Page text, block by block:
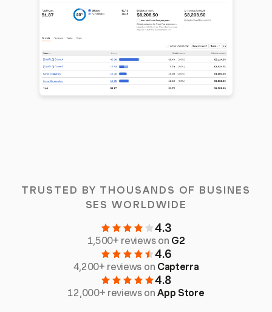
TRUSTED BY THOUSANDS OF BUSINES
SES WORLDWIDE
4.3
1,500+ reviews on G2
4.6
4,200+ reviews on Capterra
4.8
12,000+ reviews onApp Store